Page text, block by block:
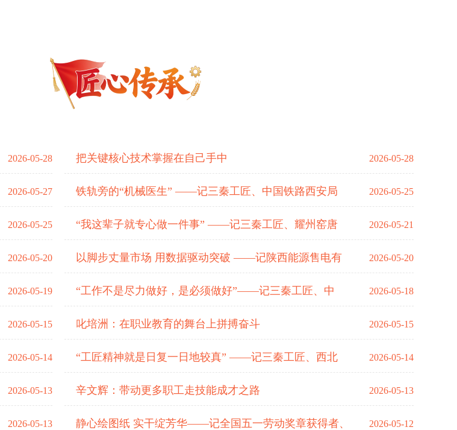
2026-05-28 把关键核心技术掌握在自己手中 2026-05-28
2026-05-27 铁轨旁的“机械医生” ——记三秦工匠、中国铁路西安局 2026-05-25
2026-05-25 “我这辈子就专心做一件事” ——记三秦工匠、耀州窑唐 2026-05-21
2026-05-20 以脚步丈量市场 用数据驱动突破 ——记陕西能源售电有 2026-05-20
2026-05-19 “工作不是尽力做好，是必须做好”——记三秦工匠、中 2026-05-18
2026-05-15 叱培洲：在职业教育的舞台上拼搏奋斗 2026-05-15
2026-05-14 “工匠精神就是日复一日地较真” ——记三秦工匠、西北 2026-05-14
2026-05-13 辛文辉：带动更多职工走技能成才之路 2026-05-13
2026-05-13 静心绘图纸 实干绽芳华——记全国五一劳动奖章获得者、 2026-05-12